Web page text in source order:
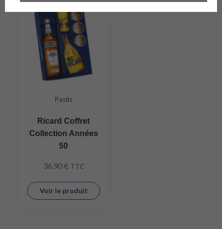
Pastis
Ricard Coffret
Collection Années
50
36,90 € TTC
Voir le produit